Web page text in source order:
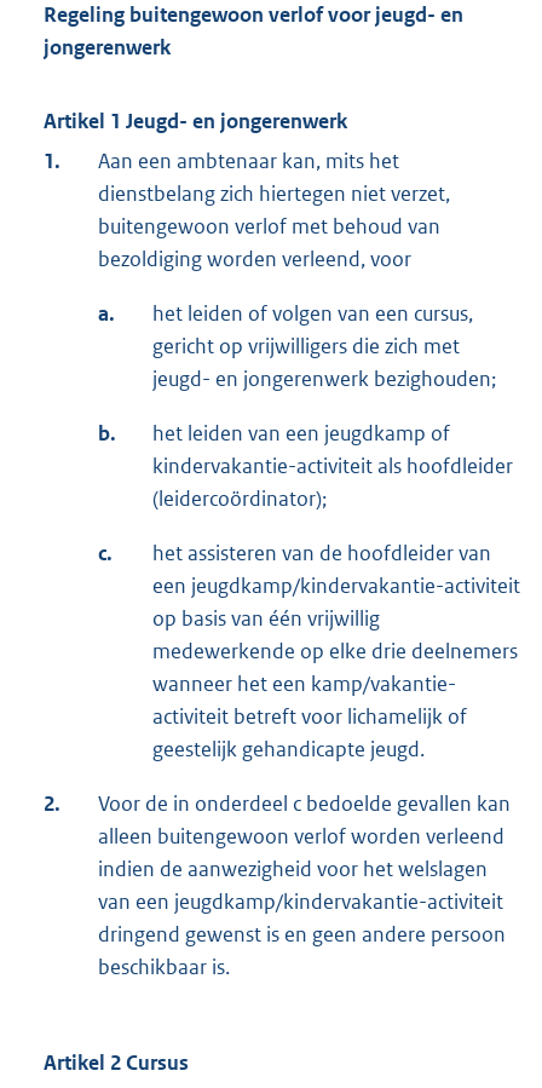
Regeling buitengewoon verlof voor jeugd- en
jongerenwerk
Artikel 1 Jeugd- en jongerenwerk
1.
Aan een ambtenaar kan, mits het
dienstbelang zich hiertegen niet verzet,
buitengewoon verlof met behoud van
bezoldiging worden verleend, voor
a.
het leiden of volgen van een cursus,
gericht op vrijwilligers die zich met
jeugd- en jongerenwerk bezighouden;
b.
het leiden van een jeugdkamp of
kindervakantie-activiteit als hoofdleider
(leidercoördinator);
c.
het assisteren van de hoofdleider van
een jeugdkamp/kindervakantie-activiteit
op basis van één vrijwillig
medewerkende op elke drie deelnemers
wanneer het een kamp/vakantie-
activiteit betreft voor lichamelijk of
geestelijk gehandicapte jeugd.
2.
Voor de in onderdeel c bedoelde gevallen kan
alleen buitengewoon verlof worden verleend
indien de aanwezigheid voor het welslagen
van een jeugdkamp/kindervakantie-activiteit
dringend gewenst is en geen andere persoon
beschikbaar is.
Artikel 2 Cursus